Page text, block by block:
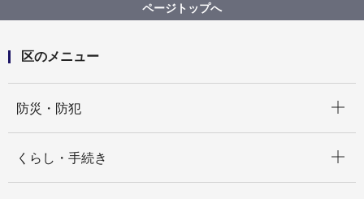
ページトップへ
区のメニュー
防災・防犯
くらし・手続き